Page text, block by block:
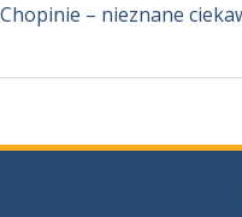
– nieznane